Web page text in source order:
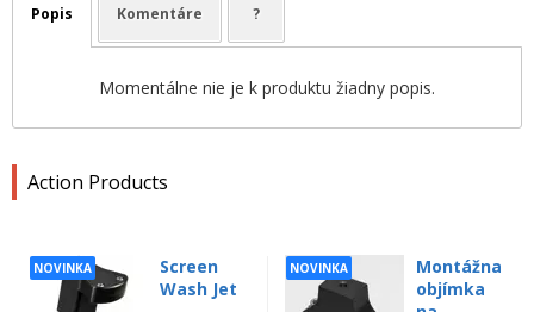
Action Products
NOVINKA
Screen
Wash Jet
NOVINKA
Montážna
objímka
Popis Komentáre ?
Momentálne nie je k produktu žiadny popis.